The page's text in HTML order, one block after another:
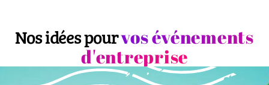
Nos idées pourvos événements
d'entreprise